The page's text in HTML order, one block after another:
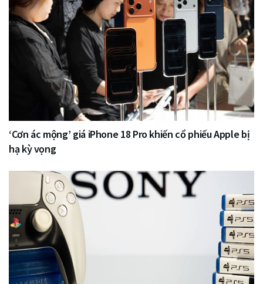
‘Cơn ác mộng’ giá iPhone 18 Pro khiến cổ phiếu Apple bị
hạ kỳ vọng